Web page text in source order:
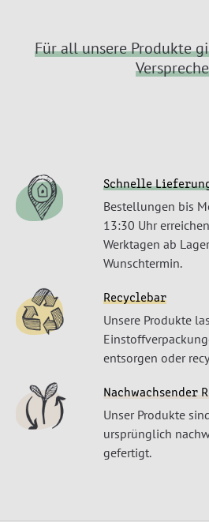
Für all unsere Produkte
Schnelle
Bestellungen bis
13:30 Uhr
Werktagen ab
Wunschtermin.
Recyclebar
Unsere Produkte
entsorgen oder
Nachwachsender
Unser Produkte
ursprünglich
gefertigt.